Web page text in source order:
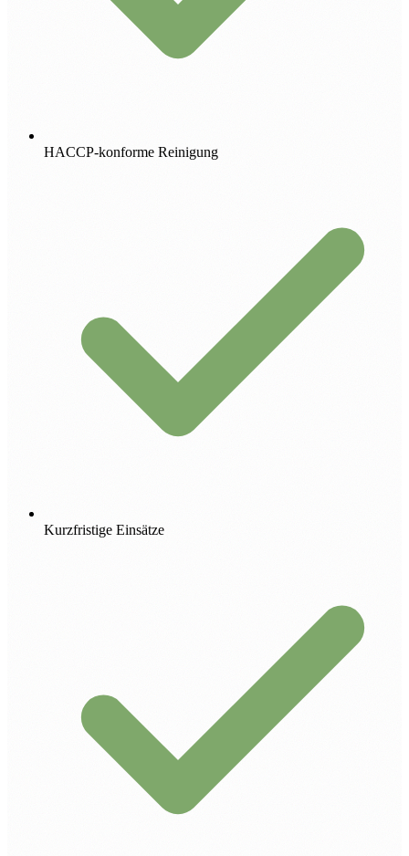
HACCP-konforme Reinigung
Kurzfristige Einsätze